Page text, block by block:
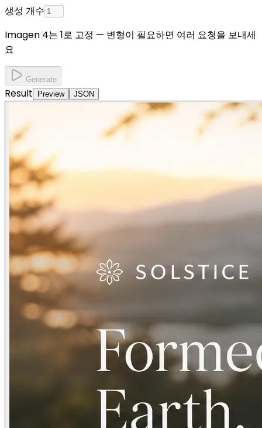
생성 개수
Imagen 4는 1로 고정 — 변형이 필요하면 여러 요청을 보내세
요
Generate
Result Preview JSON